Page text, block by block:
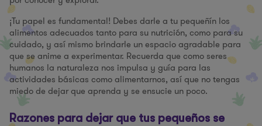
¡Tu papel es fundamental! Debes darle a tu pequeñín los
alimentos adecuados tanto para su nutrición, como para su
cuidado, y así mismo brindarle un espacio agradable para
que se anime a experimentar. Recuerda que como seres
humanos la naturaleza nos impulsa y guía para las
actividades básicas como alimentarnos, así que no tengas
miedo de dejar que aprenda y se ensucie un poco.
Razones para dejar que tus pequeños se